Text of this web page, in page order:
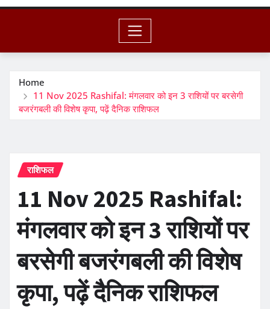
Home
11 Nov 2025 Rashifal: मंगलवार को इन 3 राशियों पर बरसेगी
बजरंगबली की विशेष कृपा, पढ़ें दैनिक राशिफल
राशिफल
11 Nov 2025 Rashifal:
मंगलवार को इन 3 राशियों पर
बरसेगी बजरंगबली की विशेष
कृपा, पढ़ें दैनिक राशिफल